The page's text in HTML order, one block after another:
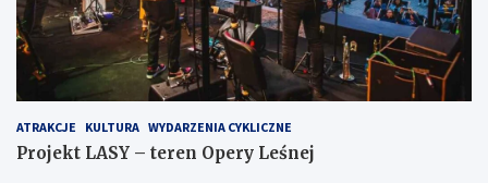
ATRAKCJE KULTURA WYDARZENIA CYKLICZNE
Projekt LASY – teren Opery Leśnej